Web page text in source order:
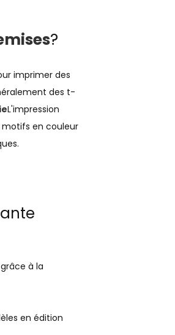
?
imprimer des
des t-
L'impression
motifs en couleur
à la
en édition